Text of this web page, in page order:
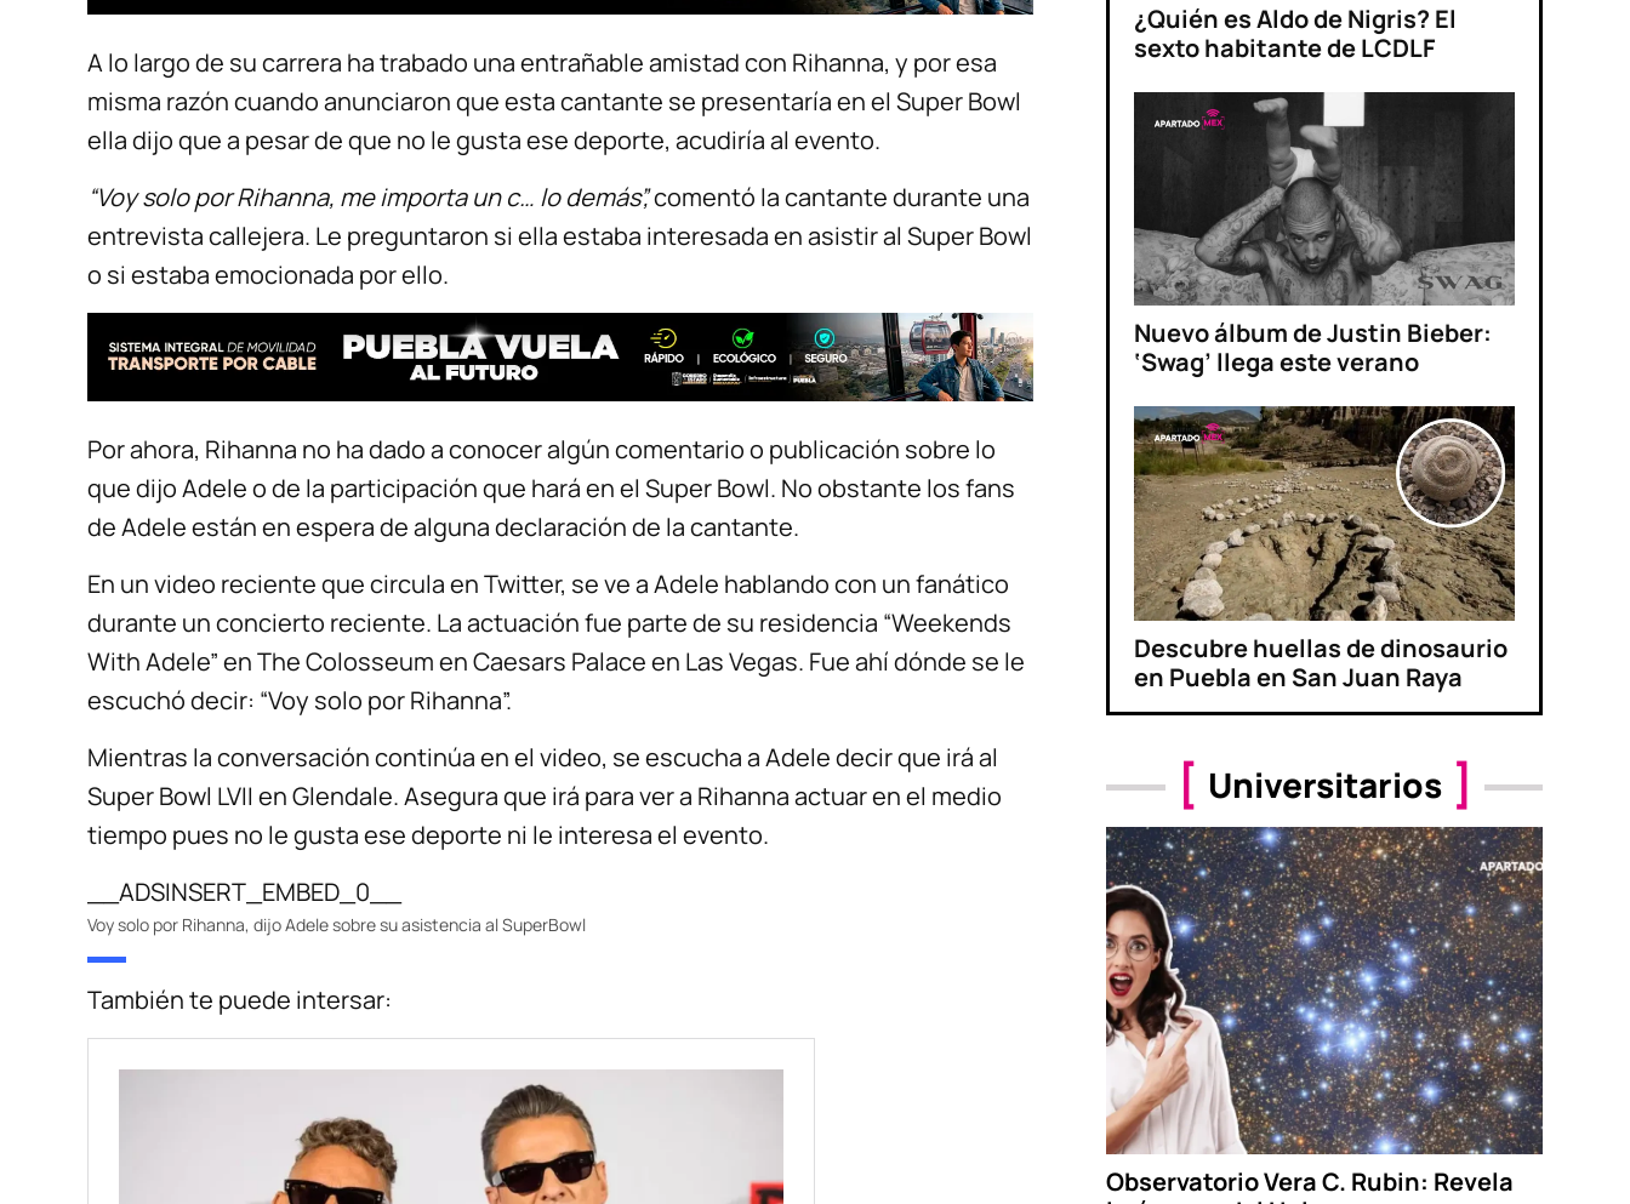
A lo largo de su carrera ha trabado una entrañable amistad con Rihanna, y por esa
misma razón cuando anunciaron que esta cantante se presentaría en el Super Bowl
ella dijo que a pesar de que no le gusta ese deporte, acudiría al evento.
“Voy solo por Rihanna, me importa un c… lo demás”,comentó la cantante durante una
entrevista callejera. Le preguntaron si ella estaba interesada en asistir al Super Bowl
o si estaba emocionada por ello.
Por ahora, Rihanna no ha dado a conocer algún comentario o publicación sobre lo
que dijo Adele o de la participación que hará en el Super Bowl. No obstante los fans
de Adele están en espera de alguna declaración de la cantante.
En un video reciente que circula en Twitter, se ve a Adele hablando con un fanático
durante un concierto reciente. La actuación fue parte de su residencia “Weekends
With Adele” en The Colosseum en Caesars Palace en Las Vegas. Fue ahí dónde se le
escuchó decir: “Voy solo por Rihanna”.
Mientras la conversación continúa en el video, se escucha a Adele decir que irá al
Super Bowl LVII en Glendale. Asegura que irá para ver a Rihanna actuar en el medio
tiempo pues no le gusta ese deporte ni le interesa el evento.
__ADSINSERT_EMBED_0__
Voy solo por Rihanna, dijo Adele sobre su asistencia al SuperBowl
También te puede intersar:
¿Quién es Aldo de Nigris? El
sexto habitante de LCDLF
Nuevo álbum de Justin Bieber:
‘Swag’ llega este verano
Descubre huellas de dinosaurio
en Puebla en San Juan Raya
Universitarios
Observatorio Vera C. Rubin: Revela